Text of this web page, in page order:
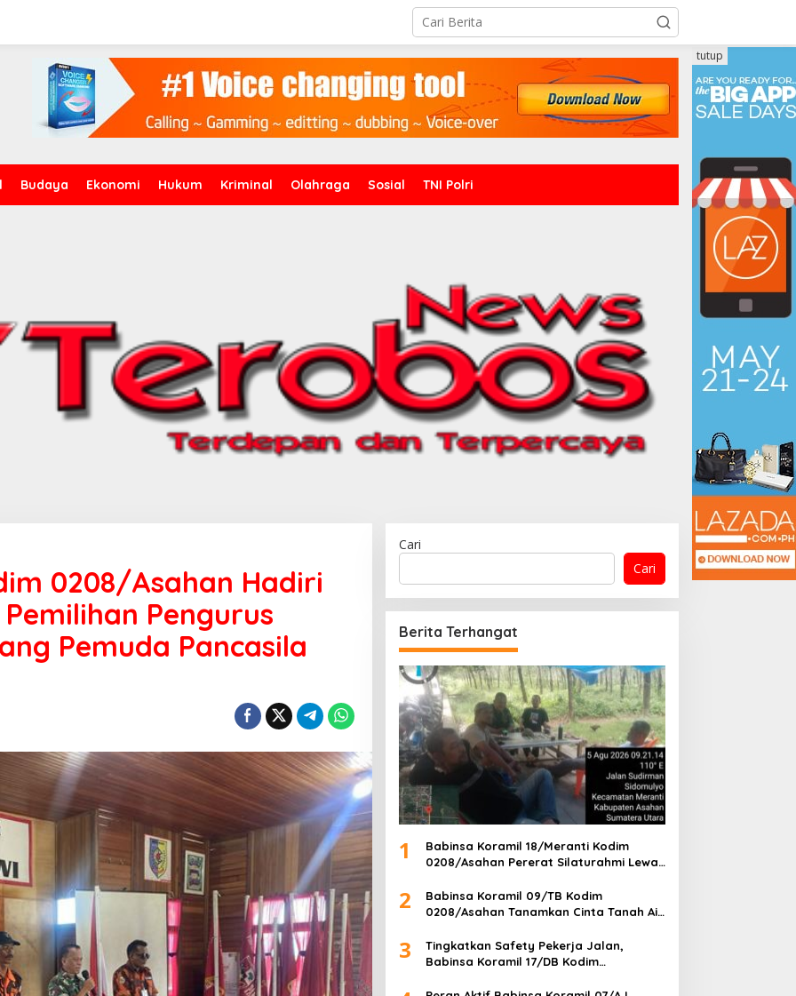
Budaya Ekonomi Hukum Kriminal Olahraga Sosial TNI Polri
tutup
0208/Asahan Hadiri
Pengurus
Pemuda Pancasila
Cari
Cari
Berita Terhangat
1
Babinsa Koramil 18/Meranti Kodim
0208/Asahan Pererat Silaturahmi Lewat
Binaan
2
Babinsa Koramil 09/TB Kodim
0208/Asahan Tanamkan Cinta Tanah Air
MAN1 Kota Tanjung Balai
3
Tingkatkan Safety Pekerja Jalan,
Babinsa Koramil 17/DB Kodim
Tim Pemotong Rumput Dinas PU